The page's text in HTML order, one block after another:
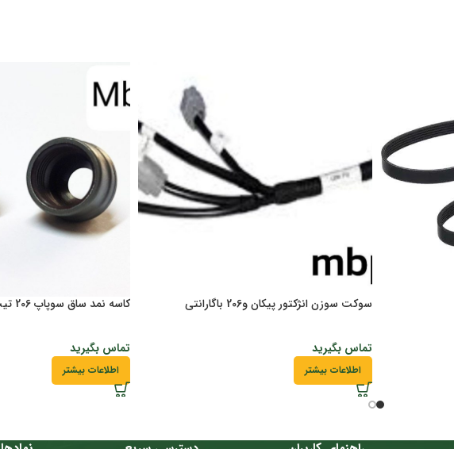
سوکت سوزن انژکتور پیکان و206 باگارانتی
تماس بگیرید
اطلاعات بیشتر
کاسه نمد ساق سوپاپ 206 تیپ 2
تماس بگیرید
اطلاعات بیشتر